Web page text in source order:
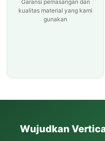
Garansi pemasangan dan
kualitas material yang kami
gunakan
Wujudkan